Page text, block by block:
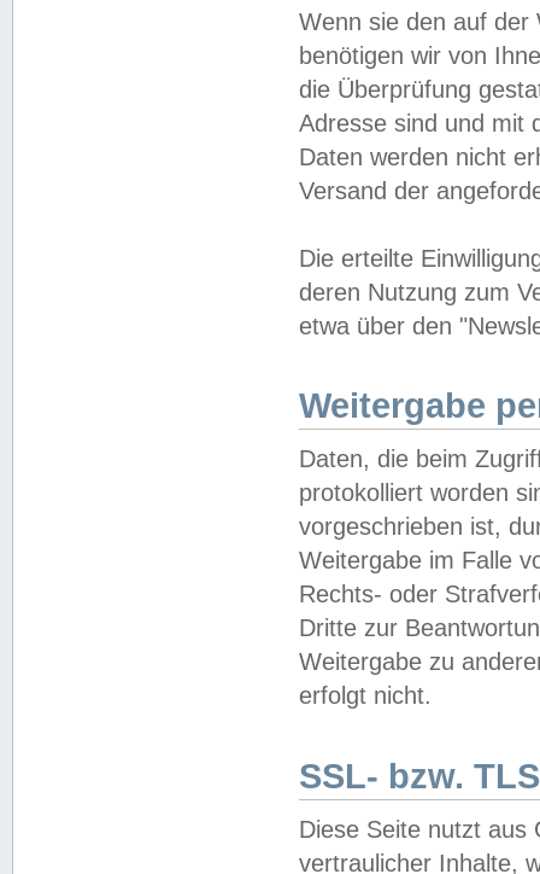
Wenn sie den auf der
benötigen wir von
die Überprüfung
Adresse sind und mit
Daten werden nicht
Versand der
Die erteilte
deren Nutzung zum
etwa über den
Weitergabe
Daten, die beim
protokolliert worden
vorgeschrieben ist,
Weitergabe im Falle
Rechts- oder
Dritte zur
Weitergabe zu
erfolgt nicht.
SSL- bzw.
Diese Seite nutzt aus
vertraulicher Inhalte,